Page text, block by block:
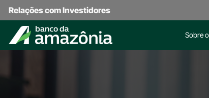
Relações com Investidores
Sobre